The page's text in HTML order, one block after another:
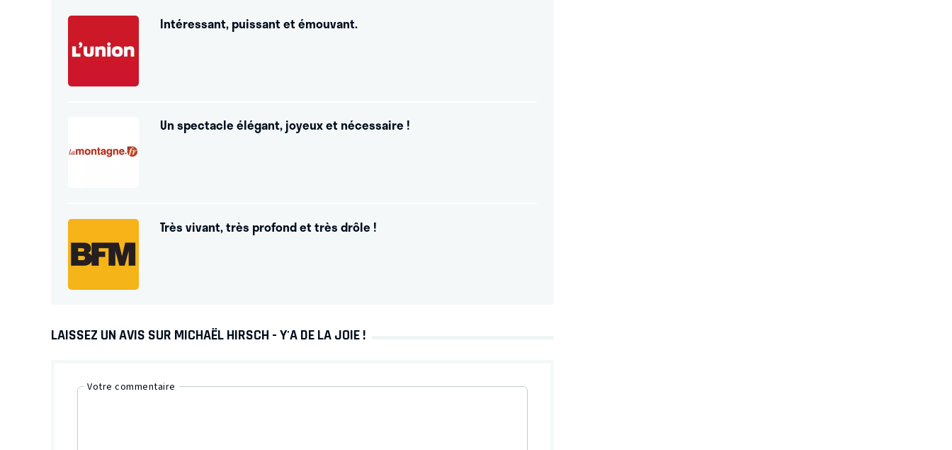
Intéressant, puissant et émouvant.
Un spectacle élégant, joyeux et nécessaire !
Très vivant, très profond et très drôle !
LAISSEZ UN AVIS SUR MICHAËL HIRSCH - Y'A DE LA JOIE !
Votre commentaire